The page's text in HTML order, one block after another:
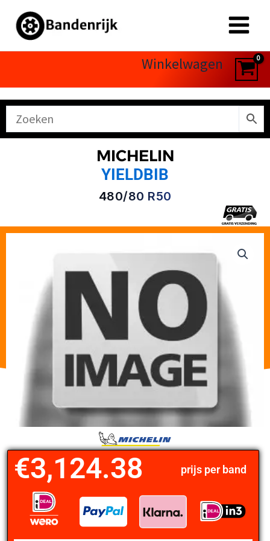
naar
Winkelwagen
MICHELIN
YIELDBIB
480/80 R50
prijs per band
€3,124.38